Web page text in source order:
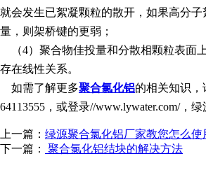
就会发生已絮凝颗粒的散开，如果高分
量，则架桥键的更弱；
（4）聚合物佳投量和分散相颗粒表面
存在线性关系。
如需了解更多聚合氯化铝的相关知识，
64113555，或登录//www.lywater.com/，绿
上一篇： 绿源聚合氯化铝厂家教您怎么使
下一篇：
聚合氯化铝结块的解决方法